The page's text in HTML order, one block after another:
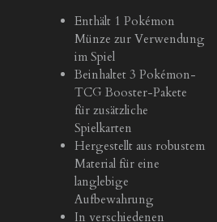
Enthält 1 Pokémon
Münze zur Verwendung
im Spiel
Beinhaltet 3 Pokémon-
TCG Booster-Pakete
für zusätzliche
Spielkarten
Hergestellt aus robustem
Material für eine
langlebige
Aufbewahrung
In verschiedenen